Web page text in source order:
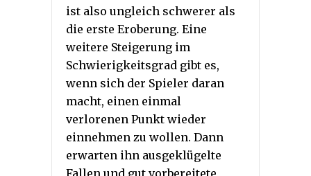
ist also ungleich schwerer als
die erste Eroberung. Eine
weitere Steigerung im
Schwierigkeitsgrad gibt es,
wenn sich der Spieler daran
macht, einen einmal
verlorenen Punkt wieder
einnehmen zu wollen. Dann
erwarten ihn ausgeklügelte